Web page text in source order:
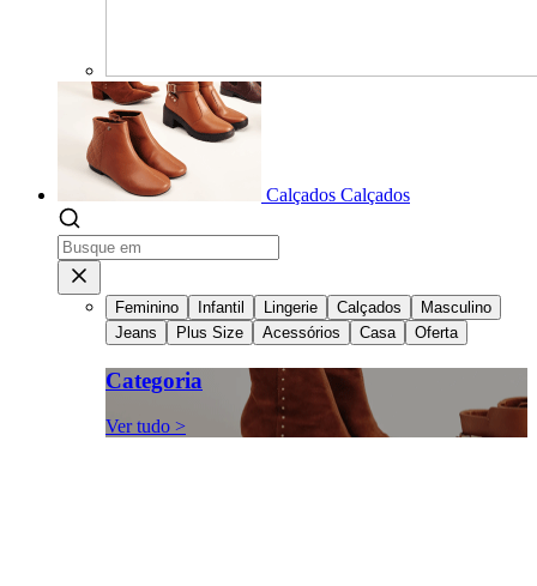
Calçados Calçados
Feminino Infantil Lingerie Calçados
Masculino
Jeans
Plus Size Acessórios Casa Oferta
Categoria
Ver tudo >